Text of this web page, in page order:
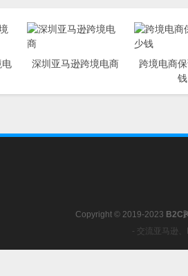
电
深圳亚马逊跨境电商
跨境电商
钱
Copyright © 2019-2023 B2C
- 交流亚马逊